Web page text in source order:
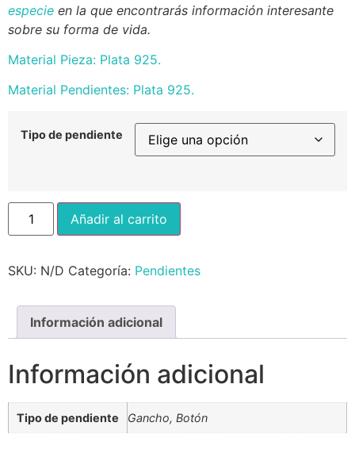
especie en la que encontrarás información interesante
sobre su forma de vida.
Material Pieza: Plata 925.
Material Pendientes: Plata 925.
Tipo de pendiente
Añadir al carrito
SKU: N/D Categoría: Pendientes
Información adicional
Información adicional
Tipo de pendiente Gancho, Botón